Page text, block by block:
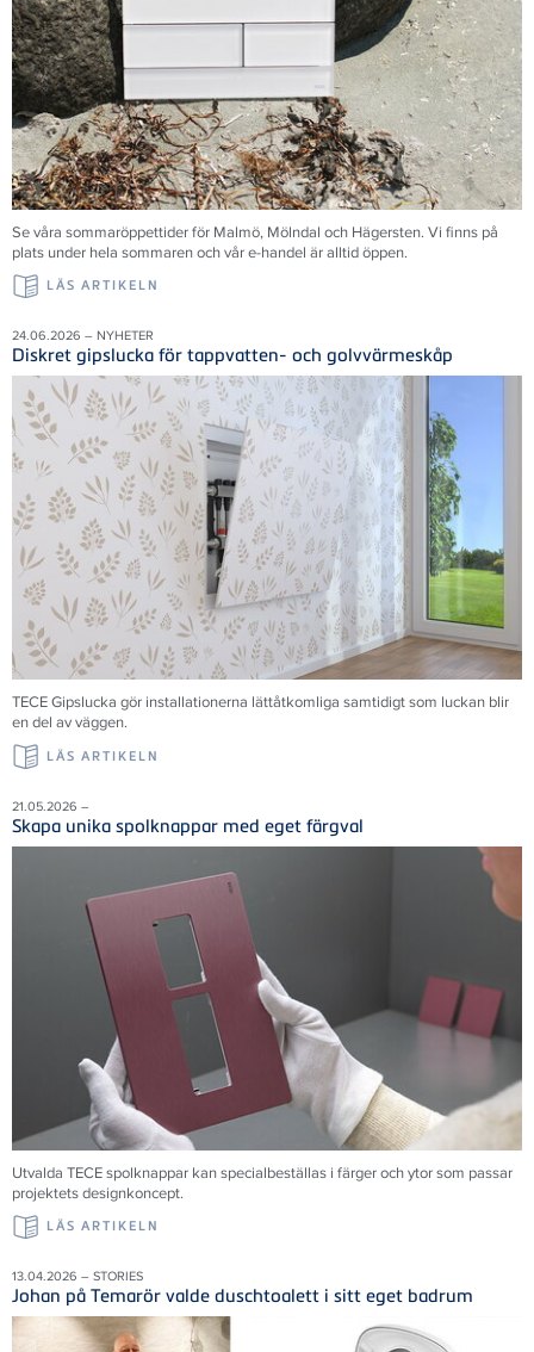
Se våra sommaröppettider för Malmö, Mölndal och Hägersten. Vi finns på
plats under hela sommaren och vår e-handel är alltid öppen.
LÄS ARTIKELN
24.06.2026 – NYHETER
Diskret gipslucka för tappvatten- och golvvärmeskåp
TECE Gipslucka gör installationerna lättåtkomliga samtidigt som luckan blir
en del av väggen.
LÄS ARTIKELN
21.05.2026 –
Skapa unika spolknappar med eget färgval
Utvalda TECE spolknappar kan specialbeställas i färger och ytor som passar
projektets designkoncept.
LÄS ARTIKELN
13.04.2026 – STORIES
Johan på Temarör valde duschtoalett i sitt eget badrum